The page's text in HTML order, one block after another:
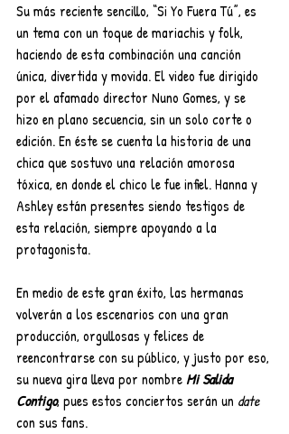
Su más reciente sencillo, “Si Yo Fuera Tú”, es
un tema con un toque de mariachis y folk,
haciendo de esta combinación una canción
única, divertida y movida. El video fue dirigido
por el afamado director Nuno Gomes, y se
hizo en plano secuencia, sin un solo corte o
edición. En éste se cuenta la historia de una
chica que sostuvo una relación amorosa
tóxica, en donde el chico le fue infiel. Hanna y
Ashley están presentes siendo testigos de
esta relación, siempre apoyando a la
protagonista.
En medio de este gran éxito, las hermanas
volverán a los escenarios con una gran
producción, orgullosas y felices de
reencontrarse con su público, y justo por eso,
su nueva gira lleva por nombre Mi Salida
Contigo, pues estos conciertos serán un date
con sus fans.